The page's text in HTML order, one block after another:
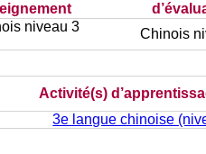
niveau 3
Chinois
Activité(s)
3e langue chinoise